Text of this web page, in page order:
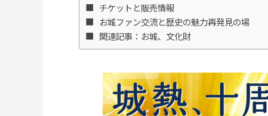
チケットと販売情報
お城ファン交流と歴史の魅力再発見の場
関連記事：お城、文化財